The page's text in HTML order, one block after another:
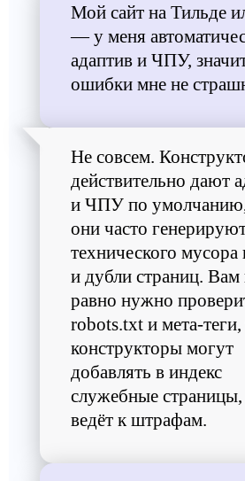
Мой сайт на Тильде
— у меня
адаптив и ЧПУ,
ошибки мне не
Не совсем.
действительно дают
и ЧПУ по
они часто
технического мусора
и дубли страниц. Вам
равно нужно
robots.txt и мета-теги,
конструкторы могут
добавлять в индекс
служебные страницы,
ведёт к штрафам.